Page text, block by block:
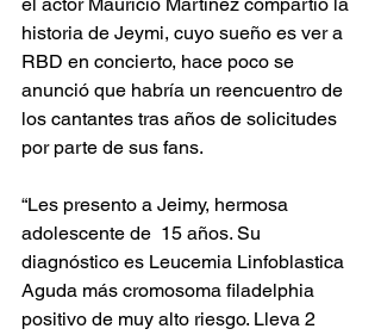
historia de Jeymi, cuyo sueño es ver a
RBD en concierto, hace poco se
anunció que habría un reencuentro de
los cantantes tras años de solicitudes
por parte de sus fans.
“Les presento a Jeimy, hermosa
adolescente de  15 años. Su
diagnóstico es Leucemia Linfoblastica
Aguda más cromosoma filadelphia
positivo de muy alto riesgo. Lleva 2